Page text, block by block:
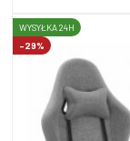
-29%
WYSYŁKA 24H